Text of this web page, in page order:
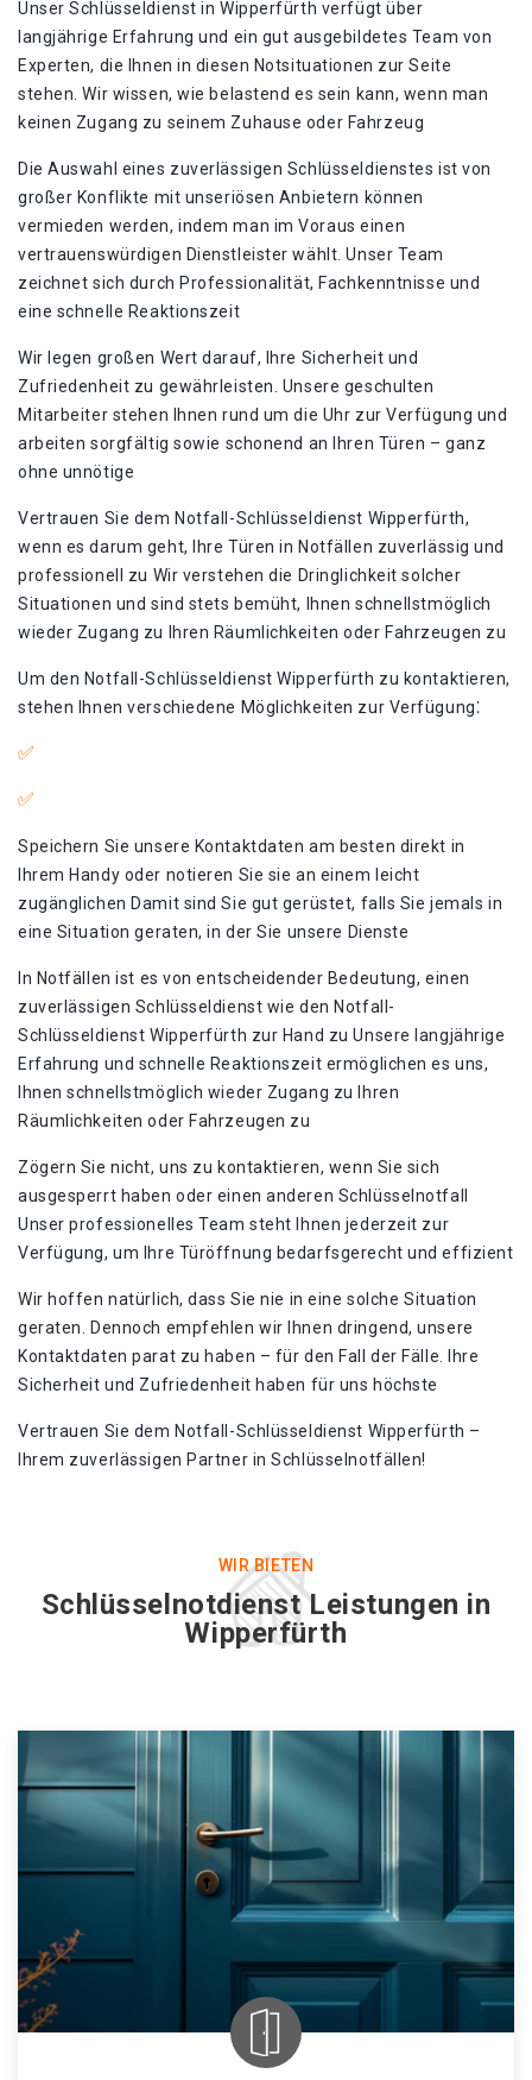
Unser Schlüsseldienst in Wipperfürth verfügt über
langjährige Erfahrung und ein gut ausgebildetes Team von
Experten, die Ihnen in diesen Notsituationen zur Seite
stehen. Wir wissen, wie belastend es sein kann, wenn man
keinen Zugang zu seinem Zuhause oder Fahrzeug
Die Auswahl eines zuverlässigen Schlüsseldienstes ist von
großer Konflikte mit unseriösen Anbietern können
vermieden werden, indem man im Voraus einen
vertrauenswürdigen Dienstleister wählt. Unser Team
zeichnet sich durch Professionalität, Fachkenntnisse und
eine schnelle Reaktionszeit
Wir legen großen Wert darauf, Ihre Sicherheit und
Zufriedenheit zu gewährleisten. Unsere geschulten
Mitarbeiter stehen Ihnen rund um die Uhr zur Verfügung und
arbeiten sorgfältig sowie schonend an Ihren Türen – ganz
ohne unnötige
Vertrauen Sie dem Notfall-Schlüsseldienst Wipperfürth,
wenn es darum geht, Ihre Türen in Notfällen zuverlässig und
professionell zu Wir verstehen die Dringlichkeit solcher
Situationen und sind stets bemüht, Ihnen schnellstmöglich
wieder Zugang zu Ihren Räumlichkeiten oder Fahrzeugen zu
Um den Notfall-Schlüsseldienst Wipperfürth zu kontaktieren,
stehen Ihnen verschiedene Möglichkeiten zur Verfügung⁚
Speichern Sie unsere Kontaktdaten am besten direkt in
Ihrem Handy oder notieren Sie sie an einem leicht
zugänglichen Damit sind Sie gut gerüstet, falls Sie jemals in
eine Situation geraten, in der Sie unsere Dienste
In Notfällen ist es von entscheidender Bedeutung, einen
zuverlässigen Schlüsseldienst wie den Notfall-
Schlüsseldienst Wipperfürth zur Hand zu Unsere langjährige
Erfahrung und schnelle Reaktionszeit ermöglichen es uns,
Ihnen schnellstmöglich wieder Zugang zu Ihren
Räumlichkeiten oder Fahrzeugen zu
Zögern Sie nicht, uns zu kontaktieren, wenn Sie sich
ausgesperrt haben oder einen anderen Schlüsselnotfall
Unser professionelles Team steht Ihnen jederzeit zur
Verfügung, um Ihre Türöffnung bedarfsgerecht und effizient
Wir hoffen natürlich, dass Sie nie in eine solche Situation
geraten. Dennoch empfehlen wir Ihnen dringend, unsere
Kontaktdaten parat zu haben – für den Fall der Fälle. Ihre
Sicherheit und Zufriedenheit haben für uns höchste
Vertrauen Sie dem Notfall-Schlüsseldienst Wipperfürth –
Ihrem zuverlässigen Partner in Schlüsselnotfällen!​
WIR BIETEN
Schlüsselnotdienst Leistungen in
Wipperfürth